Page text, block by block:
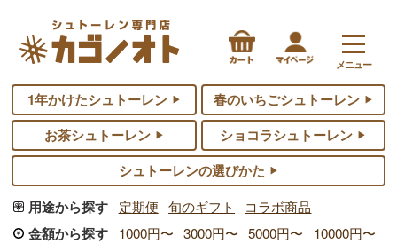
メニュー
1年かけたシュトーレン
春のいちごシュトーレン
お茶シュトーレン
ショコラシュトーレン
シュトーレンの選びかた
用途から探す
定期便 旬のギフト コラボ商品
金額から探す 1000円〜 3000円〜 5000円〜
10000円〜